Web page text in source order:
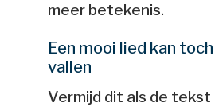
meer betekenis.
Een mooi lied kan
vallen
Vermijd dit als de tekst